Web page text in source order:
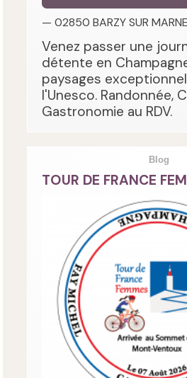
— 02850 BARZY SUR MARNE
Venez passer une
détente en
paysages
l'Unesco. Randonnée,
Gastronomie au RDV.
Blog
TOUR DE FRANCE